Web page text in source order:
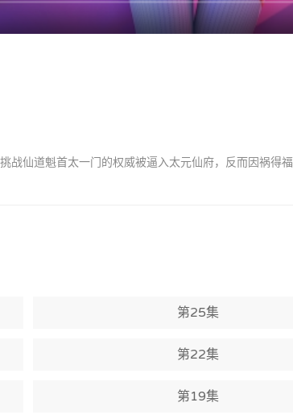
战仙道魁首太一门的权威被逼入太元仙府，反而因祸
第25集
第22集
第19集